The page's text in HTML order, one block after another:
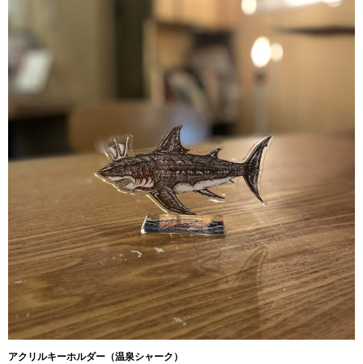
アクリルキーホルダー（温泉シャーク）